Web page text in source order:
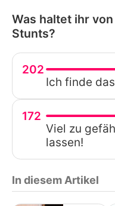
Was haltet ihr
Stunts?
202
Ich finde
172
Viel zu
lassen!
In diesem Artikel